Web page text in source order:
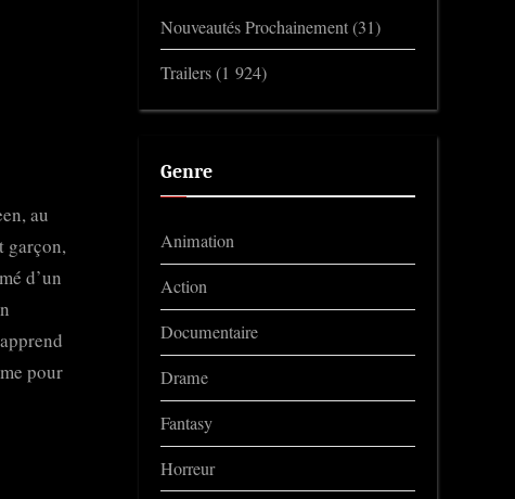
au
garçon,
d’un
pour
Nouveautés Prochainement(31)
Trailers(1 924)
Genre
Animation
Action
Documentaire
Drame
Fantasy
Horreur